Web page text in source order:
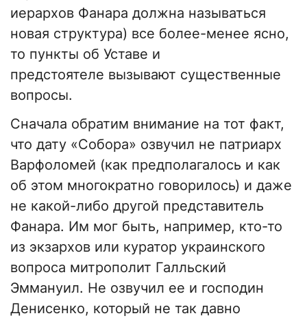
иерархов Фанара должна называться
новая структура) все более-менее ясно,
то пункты об Уставе и
предстоятеле вызывают существенные
вопросы.
Сначала обратим внимание на тот факт,
что дату «Собора» озвучил не патриарх
Варфоломей (как предполагалось и как
об этом многократно говорилось) и даже
не какой-либо другой представитель
Фанара. Им мог быть, например, кто-то
из экзархов или куратор украинского
вопроса митрополит Галльский
Эммануил. Не озвучил ее и господин
Денисенко, который не так давно